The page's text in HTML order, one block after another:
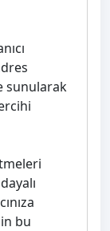
sunularak
bu